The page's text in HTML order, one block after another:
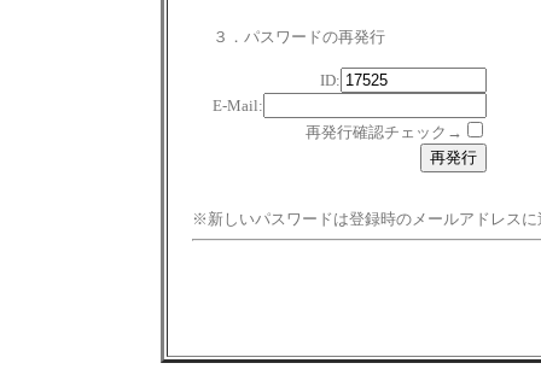
３．パスワードの再発行
ID:
E-Mail:
再発行確認チェック→
※新しいパスワードは登録時のメールアドレスに